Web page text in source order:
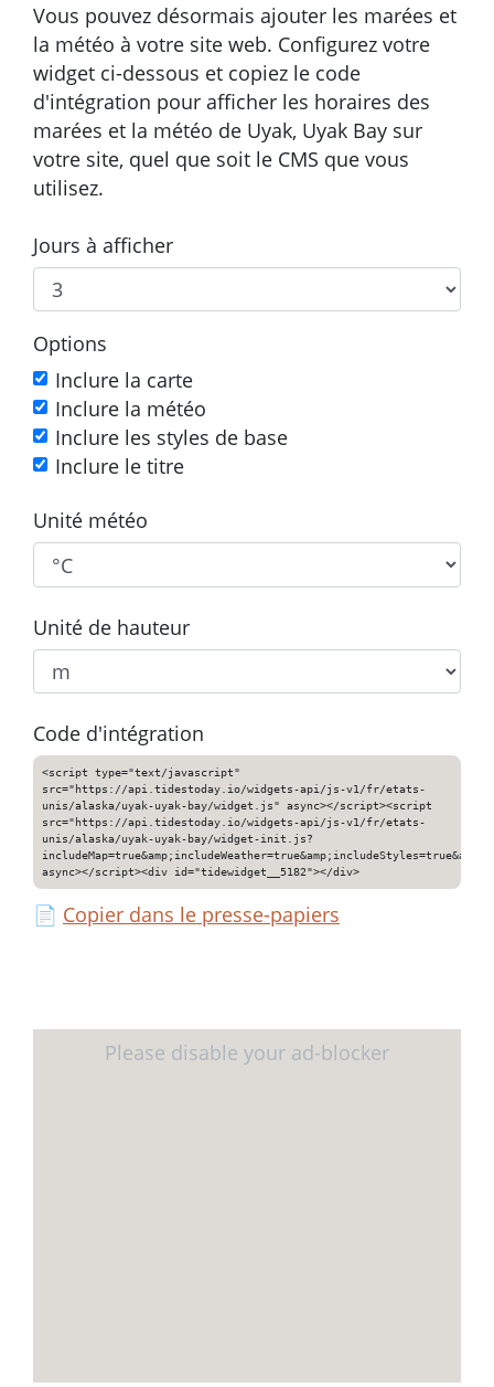
Vous pouvez désormais ajouter les marées et
la météo à votre site web. Configurez votre
widget ci-dessous et copiez le code
d'intégration pour afficher les horaires des
marées et la météo de Uyak, Uyak Bay sur
votre site, quel que soit le CMS que vous
utilisez.
Jours à afficher
Options
Inclure la carte
Inclure la météo
Inclure les styles de base
Inclure le titre
Unité météo
Unité de hauteur
Code d'intégration
<script type="text/javascript"
src="https://api.tidestoday.io/widgets-api/js-v1/fr/etats-
unis/alaska/uyak-uyak-bay/widget.js" async></script><script
src="https://api.tidestoday.io/widgets-api/js-v1/fr/etats-
unis/alaska/uyak-uyak-bay/widget-init.js?
async></script><div id="tidewidget__5182"></div>
📄 Copier dans le presse-papiers